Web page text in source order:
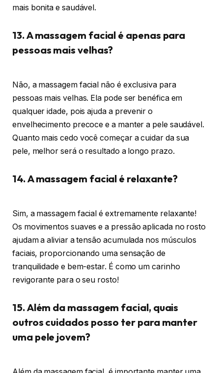
mais bonita e saudável.
13. A massagem facial é apenas para
pessoas mais velhas?
Não, a massagem facial não é exclusiva para
pessoas mais velhas. Ela pode ser benéfica em
qualquer idade, pois ajuda a prevenir o
envelhecimento precoce e a manter a pele saudável.
Quanto mais cedo você começar a cuidar da sua
pele, melhor será o resultado a longo prazo.
14. A massagem facial é relaxante?
Sim, a massagem facial é extremamente relaxante!
Os movimentos suaves e a pressão aplicada no rosto
ajudam a aliviar a tensão acumulada nos músculos
faciais, proporcionando uma sensação de
tranquilidade e bem-estar. É como um carinho
revigorante para o seu rosto!
15. Além da massagem facial, quais
outros cuidados posso ter para manter
uma pele jovem?